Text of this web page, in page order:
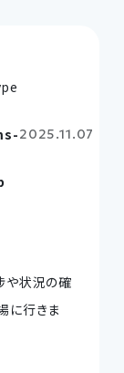
2025.11.07
や状況の確
に行きま